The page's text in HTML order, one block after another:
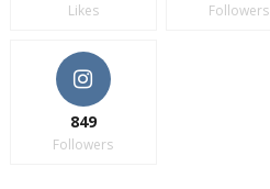
Likes Followers
849
Followers